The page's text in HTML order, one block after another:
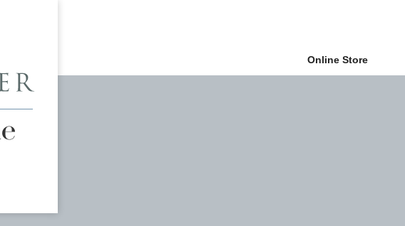
Online Store